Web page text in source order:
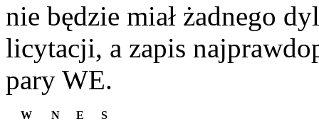
nie będzie miał żadnego
licytacji, a zapis
pary WE.
W N E
S